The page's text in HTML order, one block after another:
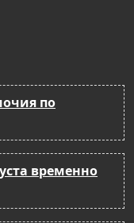
по
временно